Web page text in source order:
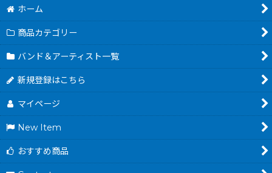
ホーム
商品カテゴリー
バンド＆アーティスト一覧
新規登録はこちら
マイページ
New Item
おすすめ商品